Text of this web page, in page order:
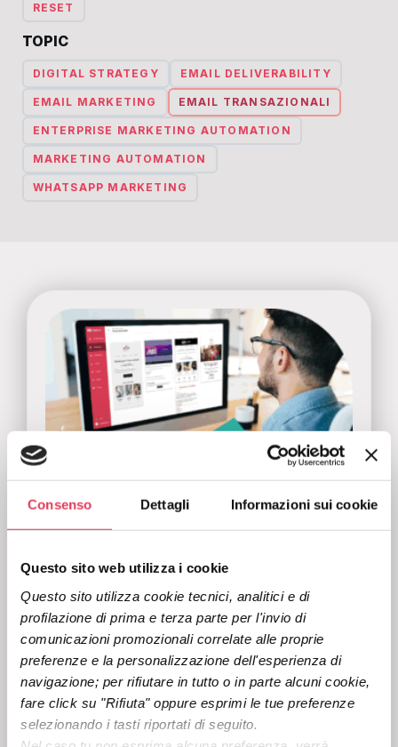
Consenso Dettagli Informazioni sui cookie
Questo sito web utilizza i cookie
Questo sito utilizza cookie tecnici, analitici e di
profilazione di prima e terza parte per l'invio di
comunicazioni promozionali correlate alle proprie
preferenze e la personalizzazione dell'esperienza di
navigazione; per rifiutare in tutto o in parte alcuni cookie,
fare click su "Rifiuta" oppure esprimi le tue preferenze
selezionando i tasti riportati di seguito.
RESET
TOPIC
DIGITAL STRATEGY EMAIL DELIVERABILITY
EMAIL MARKETING EMAIL TRANSAZIONALI
ENTERPRISE MARKETING AUTOMATION
MARKETING AUTOMATION
WHATSAPP MARKETING
SMS e Email
Transazionali: la
guida completa